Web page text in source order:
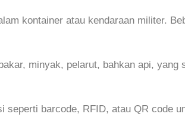
kontainer atau kendaraan militer.
minyak, pelarut, bahkan api, yang
barcode, RFID, atau QR code